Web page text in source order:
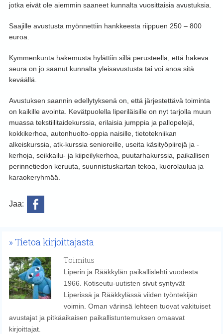
jotka eivät ole aiemmin saaneet kunnalta vuosittaisia avustuksia.
Saajille avustusta myönnettiin hankkeesta riippuen 250 – 800
euroa.
Kymmenkunta hakemusta hylättiin sillä perusteella, että hakeva
seura on jo saanut kunnalta yleisavustusta tai voi anoa sitä
keväällä.
Avustuksen saannin edellytyksenä on, että järjestettävä toiminta
on kaikille avointa. Kevätpuolella liperiläisille on nyt tarjolla muun
muassa tekstiilitaidekurssia, erilaisia jumppia ja pallopelejä,
kokkikerhoa, autonhuolto-oppia naisille, tietotekniikan
alkeiskurssia, atk-kurssia senioreille, useita käsityöpiirejä ja -
kerhoja, seikkailu- ja kiipeilykerhoa, puutarhakurssia, paikallisen
perinnetiedon keruuta, suunnistuskartan tekoa, kuorolaulua ja
karaokeryhmää.
Jaa:
Tietoa kirjoittajasta
Toimitus
Liperin ja Rääkkylän paikallislehti vuodesta
1966. Kotiseutu-uutisten sivut syntyvät
Liperissä ja Rääkkylässä viiden työntekijän
voimin. Oman värinsä lehteen tuovat vakituiset
avustajat ja pitkäaikaisen paikallistuntemuksen omaavat
kirjoittajat.